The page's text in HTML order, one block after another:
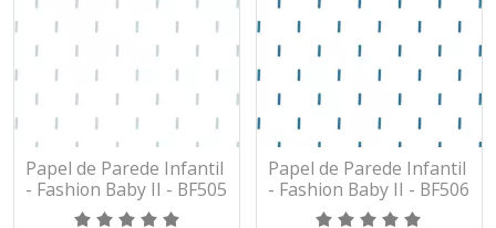
Papel de Parede Infantil
- Fashion Baby II - BF505
- Vinílico
Papel de Parede Infantil
- Fashion Baby II - BF506
- Vinílico